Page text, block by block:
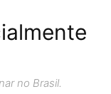
no Brasil.